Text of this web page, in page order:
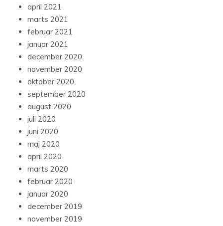
april 2021
marts 2021
februar 2021
januar 2021
december 2020
november 2020
oktober 2020
september 2020
august 2020
juli 2020
juni 2020
maj 2020
april 2020
marts 2020
februar 2020
januar 2020
december 2019
november 2019